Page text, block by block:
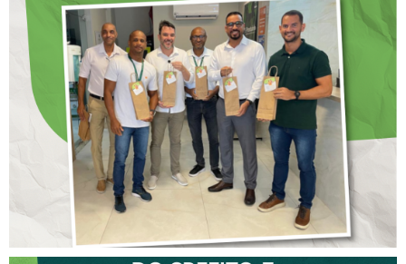
DIA DOS PAIS É
ANTECIPADO PARA
COLABORADORES DO
CREFITO-7